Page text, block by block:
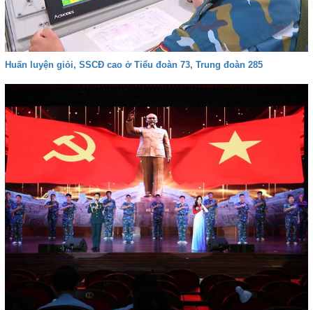
Huấn luyện giỏi, SSCĐ cao ở Tiểu đoàn 73, Trung đoàn 285